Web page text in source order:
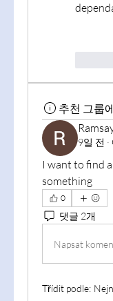
추천 그룹
9일 전 ·
I want to find
something
0
댓글 2개
Napsat
Třídit podle: